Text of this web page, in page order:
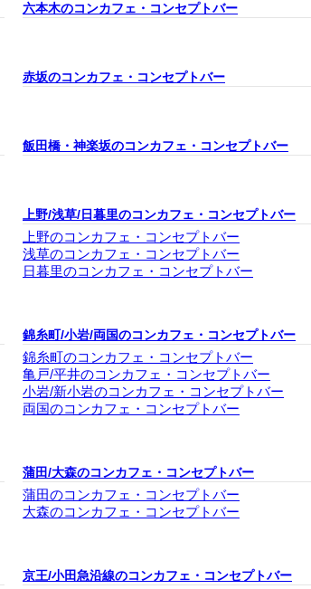
六本木のコンカフェ・コンセプトバー
赤坂のコンカフェ・コンセプトバー
飯田橋・神楽坂のコンカフェ・コンセプトバー
上野/浅草/日暮里のコンカフェ・コンセプトバー
上野のコンカフェ・コンセプトバー
浅草のコンカフェ・コンセプトバー
日暮里のコンカフェ・コンセプトバー
錦糸町/小岩/両国のコンカフェ・コンセプトバー
錦糸町のコンカフェ・コンセプトバー
亀戸/平井のコンカフェ・コンセプトバー
小岩/新小岩のコンカフェ・コンセプトバー
両国のコンカフェ・コンセプトバー
蒲田/大森のコンカフェ・コンセプトバー
蒲田のコンカフェ・コンセプトバー
大森のコンカフェ・コンセプトバー
京王/小田急沿線のコンカフェ・コンセプトバー